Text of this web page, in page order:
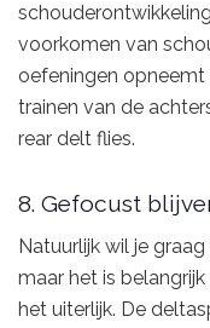
voorkomen van
oefeningen opneemt
trainen van de
rear delt flies.
8. Gefocust
Natuurlijk wil je
maar het is
het uiterlijk. De